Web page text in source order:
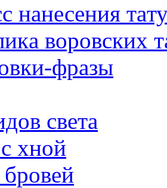
нанесения
воровских
фразы
светa
хнoй